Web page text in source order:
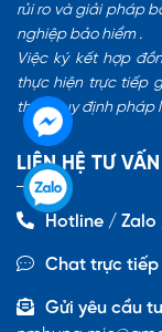
rủi ro và giải pháp
nghiệp bảo hiểm .
Việc ký kết hợp
thực hiện trực tiếp
theo quy định pháp
LIÊN HỆ TƯ
Hotline / Zalo
Chat trực tiếp
Gửi yêu cầu